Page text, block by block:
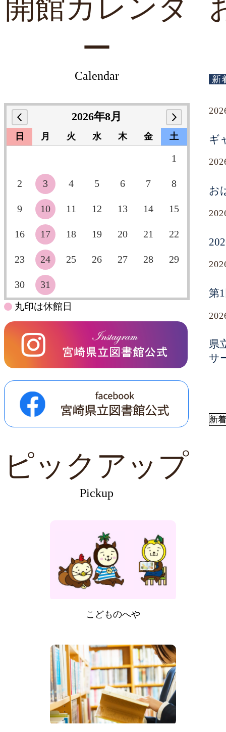
開館カレンダ
ー
Calendar
2026年8月
日 月 火 水 木 金 土
1
2 3 4 5 6 7 8
9 10 11 12 13 14 15
16 17 18 19 20 21 22
23 24 25 26 27 28 29
30 31
丸印は休館日
新
ギ
お
第
県
サ
新
ピックアップ
Pickup
こどものへや